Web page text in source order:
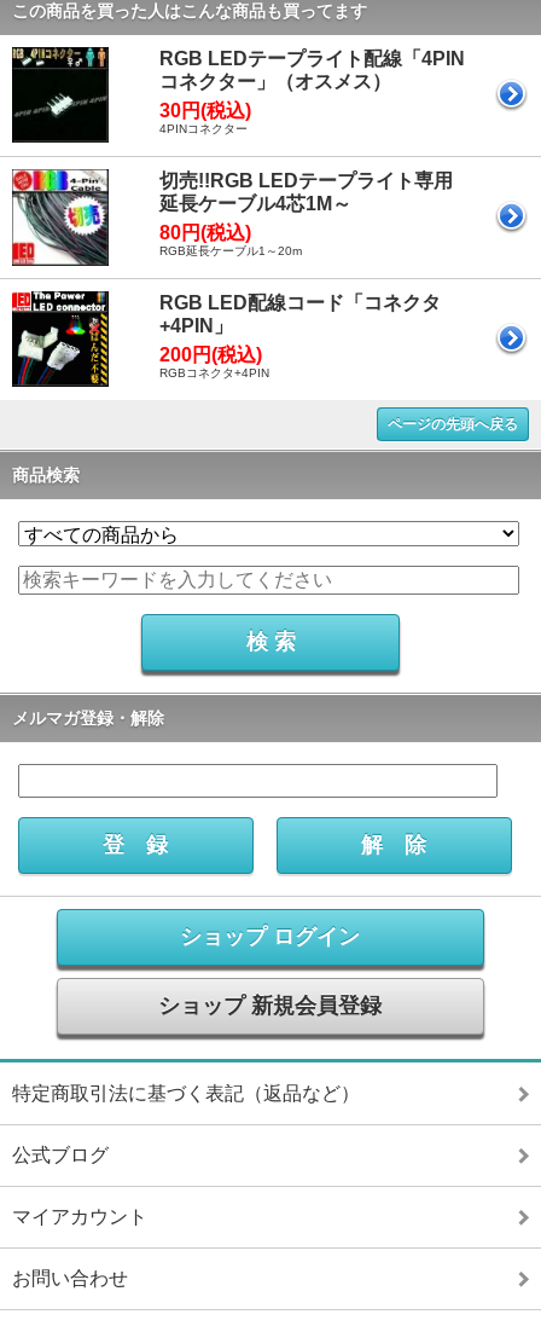
この商品を買った人はこんな商品も買ってます
RGB LEDテープライト配線「4PIN
コネクター」（オスメス）
30円(税込)
4PINコネクター
切売!!RGB LEDテープライト専用
延長ケーブル4芯1M～
80円(税込)
RGB延長ケーブル1～20m
RGB LED配線コード「コネクタ
+4PIN」
200円(税込)
RGBコネクタ+4PIN
ページの先頭へ戻る
商品検索
メルマガ登録・解除
ショップ ログイン
ショップ 新規会員登録
特定商取引法に基づく表記（返品など）
公式ブログ
マイアカウント
お問い合わせ